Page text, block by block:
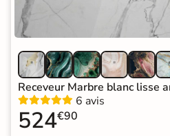
Receveur Marbre blanc lisse
6 avis
524€90